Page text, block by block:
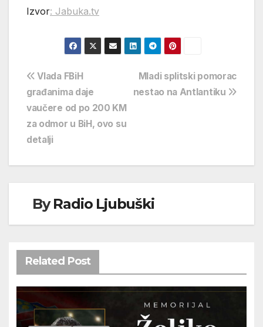
Izvor: Jabuka.tv
Navigacija
objava
Mladi splitski pomorac
nestao na Antlantiku
Vlada FBiH
građanima daje
vaučere od po 200 KM
za odmor u BiH, ovo su
detalji
ByRadio Ljubuški
Related Post